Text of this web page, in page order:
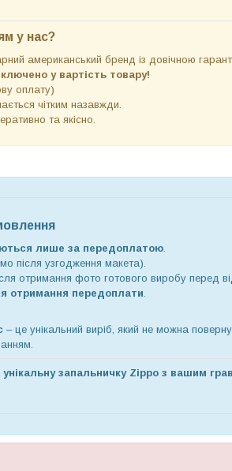
у нас?
американський бренд із довічною
у вартість товару!
оплату)
чітким назавжди.
та якісно.
лише за передоплатою.
після узгодження макета).
отримання фото готового виробу перед
отримання передоплати.
– це унікальний виріб, який не можна
м.
унікальну запальничку Zippo з вашим